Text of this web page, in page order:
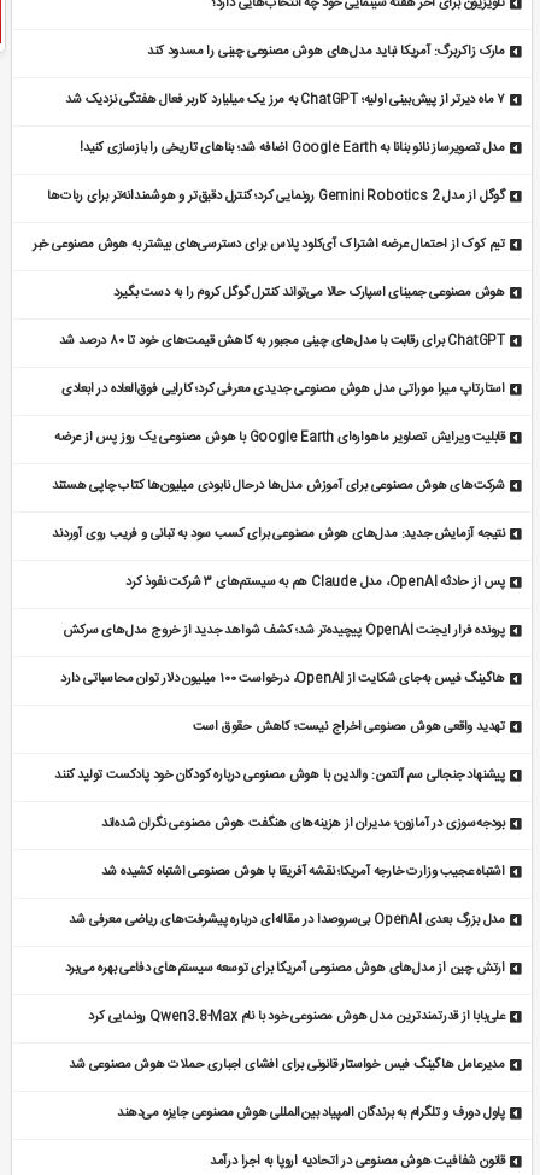
مارک زاکربرگ: آمریکا نباید مدل‌های هوش مصنوعی چینی را مسدود کند
۷ ماه دیرتر از پیش‌بینی اولیه؛ ChatGPT به مرز یک میلیارد کاربر فعال هفتگی نزدیک شد
مدل تصویرساز نانو بنانا به Google Earth اضافه شد؛ بناهای تاریخی را بازسازی کنید!
گوگل از مدل Gemini Robotics 2 رونمایی کرد؛ کنترل دقیق‌تر و هوشمندانه‌تر برای ربات‌ها
تیم کوک از احتمال عرضه اشتراک آی‌کلود پلاس برای دسترسی‌های بیشتر به هوش مصنوعی خبر
هوش مصنوعی جمینای اسپارک حالا می‌تواند کنترل گوگل کروم را به دست بگیرد
ChatGPT برای رقابت با مدل‌های چینی مجبور به کاهش قیمت‌های خود تا ۸۰ درصد شد
استارتاپ میرا موراتی مدل هوش مصنوعی جدیدی معرفی کرد؛ کارایی فوق‌العاده در ابعادی
قابلیت ویرایش تصاویر ماهواره‌ای Google Earth با هوش مصنوعی یک روز پس از عرضه
شرکت‌های هوش مصنوعی برای آموزش مدل‌ها درحال نابودی میلیون‌ها کتاب چاپی هستند
نتیجه آزمایش جدید: مدل‌های هوش مصنوعی برای کسب سود به تبانی و فریب روی آوردند
پس از حادثه OpenAI، مدل Claude هم به سیستم‌های ۳ شرکت نفوذ کرد
پرونده فرار ایجنت OpenAI پیچیده‌تر شد؛ کشف شواهد جدید از خروج مدل‌های سرکش
هاگینگ فیس به‌جای شکایت از OpenAI، درخواست ۱۰۰ میلیون دلار توان محاسباتی دارد
تهدید واقعی هوش مصنوعی اخراج نیست؛ کاهش حقوق است
پیشنهاد جنجالی سم آلتمن: والدین با هوش مصنوعی درباره کودکان خود پادکست تولید کنند
بودجه‌سوزی در آمازون؛ مدیران از هزینه‌های هنگفت هوش مصنوعی نگران شده‌اند
اشتباه عجیب وزارت خارجه آمریکا؛ نقشه آفریقا با هوش مصنوعی اشتباه کشیده شد
مدل بزرگ بعدی OpenAI بی‌سروصدا در مقاله‌ای درباره پیشرفت‌های ریاضی معرفی شد
ارتش چین از مدل‌های هوش مصنوعی آمریکا برای توسعه سیستم‌های دفاعی بهره می‌برد
علی‌بابا از قدرتمندترین مدل هوش مصنوعی خود با نام Qwen3.8-Max رونمایی کرد
مدیرعامل هاگینگ فیس خواستار قانونی برای افشای اجباری حملات هوش مصنوعی شد
پاول دورف و تلگرام به برندگان المپیاد بین‌المللی هوش مصنوعی جایزه می‌دهند
قانون شفافیت هوش مصنوعی در اتحادیه اروپا به اجرا درآمد